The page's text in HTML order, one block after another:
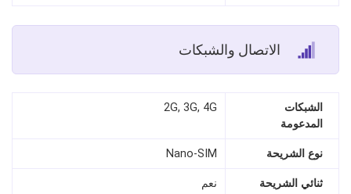
الاتصال والشبكات
الشبكات
المدعومة
2G, 3G, 4G
نوع الشريحة Nano‑SIM
ثنائي الشريحة نعم